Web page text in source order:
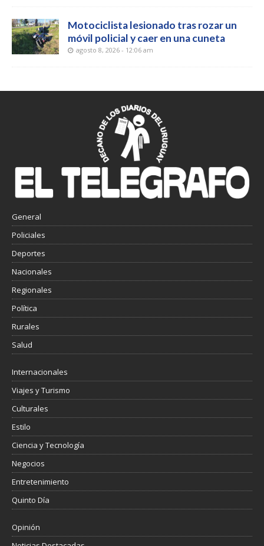
Motociclista lesionado tras rozar un
móvil policial y caer en una cuneta
agosto 8, 2026 - 12:06 am
General
Policiales
Deportes
Nacionales
Regionales
Política
Rurales
Salud
Internacionales
Viajes y Turismo
Culturales
Estilo
Ciencia y Tecnología
Negocios
Entretenimiento
Quinto Día
Opinión